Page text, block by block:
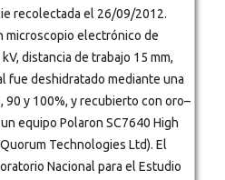
recolectada el 26/09/2012.
microscopio electrónico de
distancia de trabajo 15 mm,
fue deshidratado mediante una
90 y 100%, y recubierto con oro–
equipo Polaron SC7640 High
Technologies Ltd). El
Nacional para el Estudio